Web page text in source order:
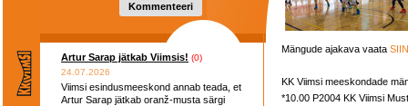
Kommenteeri
Artur Sarap jätkab Viimsis! (0)
24.07.2026
Viimsi esindusmeeskond annab teada, et
Artur Sarap jätkab oranž-musta särgi
Mängude ajakava vaata SIIN
KK Viimsi meeskondade
*10.00 P2004 KK Viimsi